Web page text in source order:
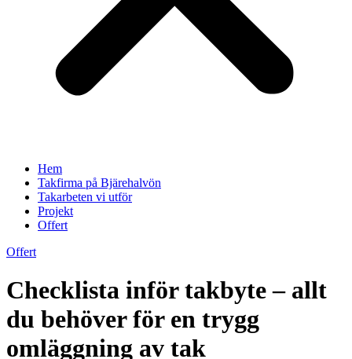
Hem
Takfirma på Bjärehalvön
Takarbeten vi utför
Projekt
Offert
Offert
Checklista inför takbyte – allt
du behöver för en trygg
omläggning av tak